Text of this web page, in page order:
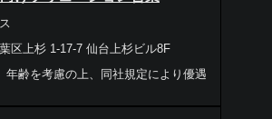
区上杉 1-17-7 仙台上杉ビル8F
年齢を考慮の上、同社規定により優遇